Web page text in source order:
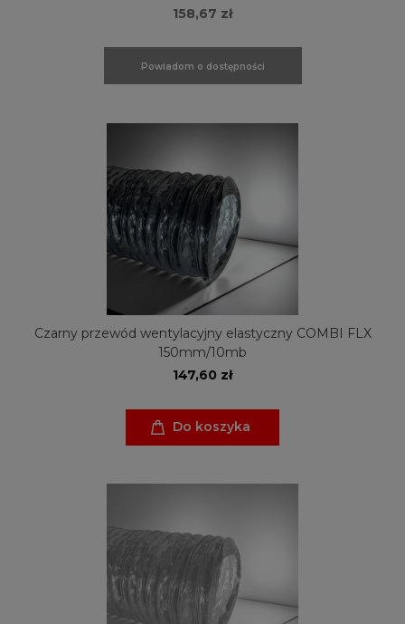
158,67 zł
Powiadom o dostępności
Czarny przewód wentylacyjny elastyczny COMBI FLX
150mm/10mb
147,60 zł
Do koszyka